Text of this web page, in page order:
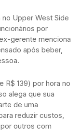
no Upper West Side
por
gerente menciona
após beber,
R$ 139) por hora no
alega que sua
de uma
reduzir custos,
outros com